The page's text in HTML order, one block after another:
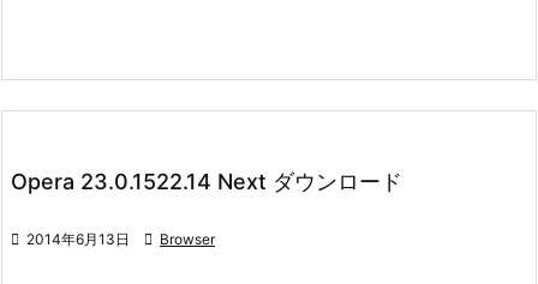
Opera 23.0.1522.14 Next ダウンロード
 2014年6月13日  Browser